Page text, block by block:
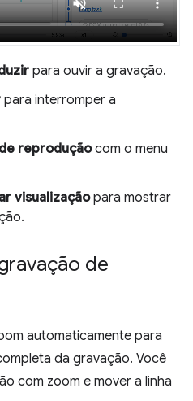
para ouvir a gravação.
para interromper a
reproduçãocom o menu
visualizaçãopara mostrar
de
automaticamente para
da gravação. Você
com zoom e mover a linha